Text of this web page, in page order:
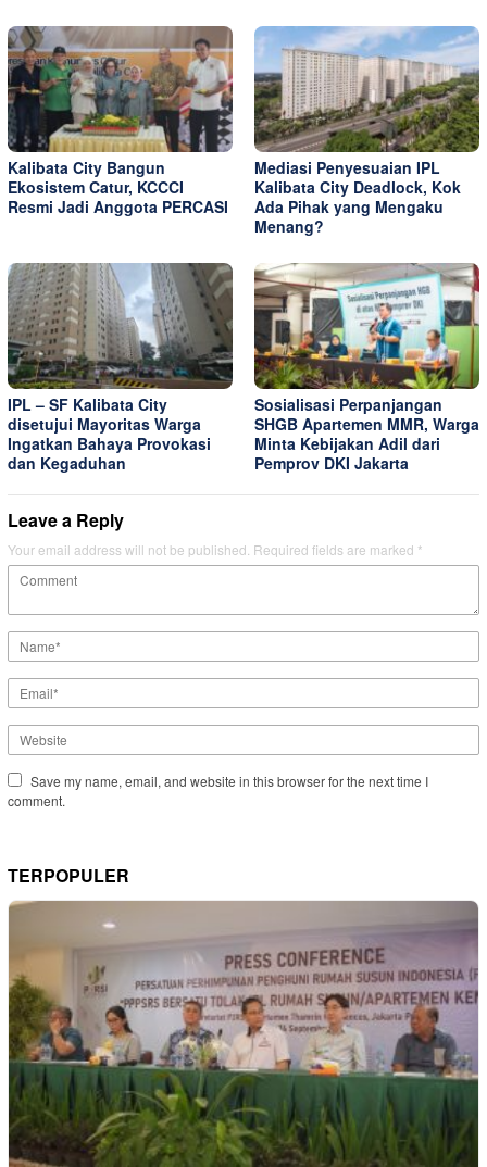
Kalibata City Bangun
Ekosistem Catur, KCCCI
Resmi Jadi Anggota PERCASI
Mediasi Penyesuaian IPL
Kalibata City Deadlock, Kok
Ada Pihak yang Mengaku
Menang?
IPL – SF Kalibata City
disetujui Mayoritas Warga
Ingatkan Bahaya Provokasi
dan Kegaduhan
Sosialisasi Perpanjangan
SHGB Apartemen MMR, Warga
Minta Kebijakan Adil dari
Pemprov DKI Jakarta
Leave a Reply
Your email address will not be published. Required fields are marked *
Save my name, email, and website in this browser for the next time I
comment.
TERPOPULER